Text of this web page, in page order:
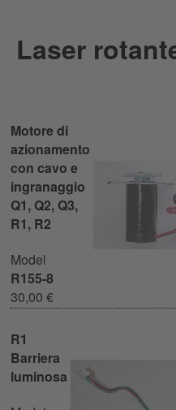
Laser
Motore di
azionamento
con cavo e
ingranaggio
Q1, Q2, Q3,
R1, R2
Model
R155-8
30,00 €
R1
Barriera
luminosa